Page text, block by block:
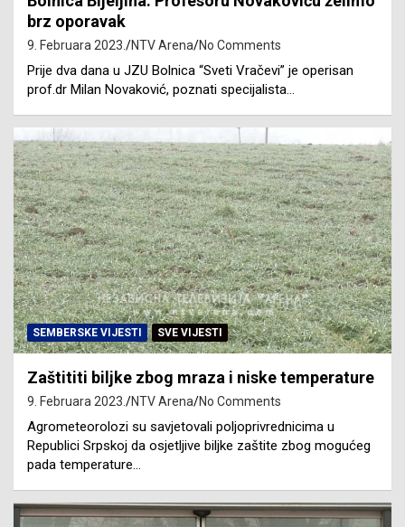
brz oporavak
9. Februara 2023. NTV Arena No Comments
Prije dva dana u JZU Bolnica “Sveti Vračevi” je operisan
prof.dr Milan Novaković, poznati specijalista…
SEMBERSKE VIJESTI SVE VIJESTI
Zaštititi biljke zbog mraza i niske temperature
9. Februara 2023. NTV Arena No Comments
Agrometeorolozi su savjetovali poljoprivrednicima u
Republici Srpskoj da osjetljive biljke zaštite zbog mogućeg
pada temperature…